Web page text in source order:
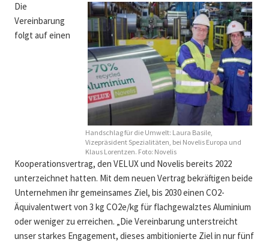
Handschlag für die Umwelt: Laura Basile,
Vizepräsident Spezialitäten, bei Novelis Europa und
Klaus Lorentzen. Foto: Novelis
Die
Vereinbarung
folgt auf einen
Kooperationsvertrag, den VELUX und Novelis bereits 2022
unterzeichnet hatten. Mit dem neuen Vertrag bekräftigen beide
Unternehmen ihr gemeinsames Ziel, bis 2030 einen CO2-
Äquivalentwert von 3 kg CO2e/kg für flachgewalztes Aluminium
oder weniger zu erreichen. „Die Vereinbarung unterstreicht
unser starkes Engagement, dieses ambitionierte Ziel in nur fünf